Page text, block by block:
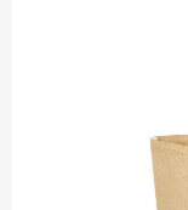
Muismatten
Papier- &